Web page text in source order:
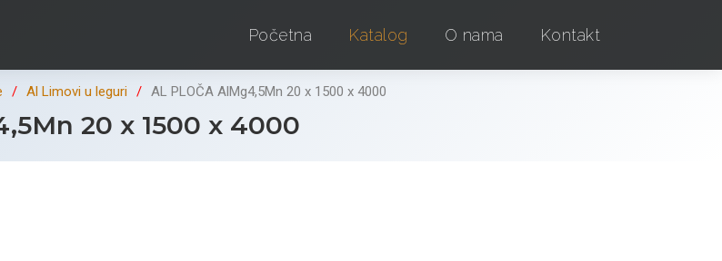
Početna Katalog O nama Kontakt
Al Limovi u leguri AL PLOČA AlMg4,5Mn 20 x 1500 x 4000
20 x 1500 x 4000